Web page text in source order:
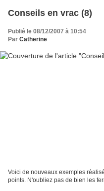
Conseils en vrac (8)
Publié le 08/12/2007 à 10:54
Par Catherine
Voici de nouveaux exemples
points. N'oubliez pas de bien les